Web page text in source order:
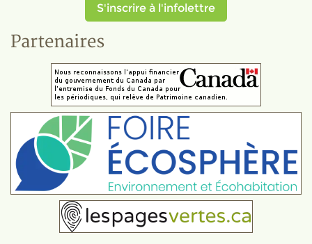
S'inscrire à l'infolettre
Partenaires